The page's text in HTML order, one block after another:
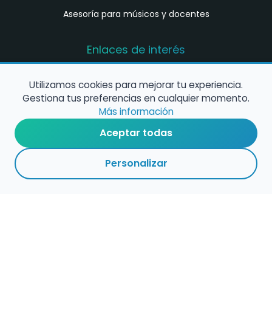
Asesoría para músicos y docentes
Enlaces de interés
música en España
Configura alertas de empleo
Contacta con nosotros
Utilizamos cookies para mejorar tu experiencia.
Gestiona tus preferencias en cualquier momento.
Más información
Aceptar todas
Personalizar